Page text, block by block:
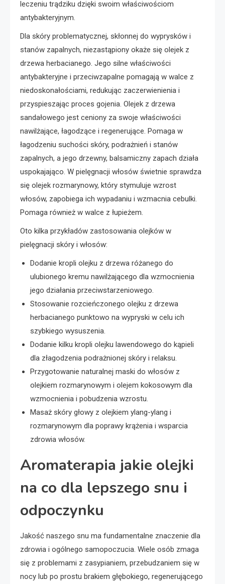
leczeniu trądziku dzięki swoim właściwościom
antybakteryjnym.
Dla skóry problematycznej, skłonnej do wyprysków i
stanów zapalnych, niezastąpiony okaże się olejek z
drzewa herbacianego. Jego silne właściwości
antybakteryjne i przeciwzapalne pomagają w walce z
niedoskonałościami, redukując zaczerwienienia i
przyspieszając proces gojenia. Olejek z drzewa
sandałowego jest ceniony za swoje właściwości
nawilżające, łagodzące i regenerujące. Pomaga w
łagodzeniu suchości skóry, podrażnień i stanów
zapalnych, a jego drzewny, balsamiczny zapach działa
uspokajająco. W pielęgnacji włosów świetnie sprawdza
się olejek rozmarynowy, który stymuluje wzrost
włosów, zapobiega ich wypadaniu i wzmacnia cebulki.
Pomaga również w walce z łupieżem.
Oto kilka przykładów zastosowania olejków w
pielęgnacji skóry i włosów:
Dodanie kropli olejku z drzewa różanego do
ulubionego kremu nawilżającego dla wzmocnienia
jego działania przeciwstarzeniowego.
Stosowanie rozcieńczonego olejku z drzewa
herbacianego punktowo na wypryski w celu ich
szybkiego wysuszenia.
Dodanie kilku kropli olejku lawendowego do kąpieli
dla złagodzenia podrażnionej skóry i relaksu.
Przygotowanie naturalnej maski do włosów z
olejkiem rozmarynowym i olejem kokosowym dla
wzmocnienia i pobudzenia wzrostu.
Masaż skóry głowy z olejkiem ylang-ylang i
rozmarynowym dla poprawy krążenia i wsparcia
zdrowia włosów.
Aromaterapia jakie olejki
na co dla lepszego snu i
odpoczynku
Jakość naszego snu ma fundamentalne znaczenie dla
zdrowia i ogólnego samopoczucia. Wiele osób zmaga
się z problemami z zasypianiem, przebudzaniem się w
nocy lub po prostu brakiem głębokiego, regenerującego